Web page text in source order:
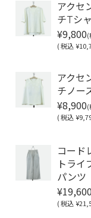
アクセ
チTシ
¥9,800(
(税込
アクセ
チノー
¥8,900(
(税込
コード
トライ
パンツ
¥19,600
(税込